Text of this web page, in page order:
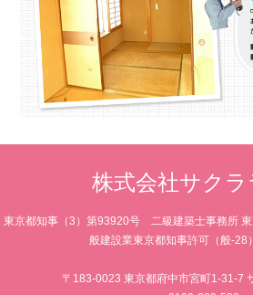
株式会社サクラ
東京都知事（3）第93920号 二級建築士事務所
般建設業東京都知事許可（般-28
〒183-0023 東京都府中市宮町1-31-7